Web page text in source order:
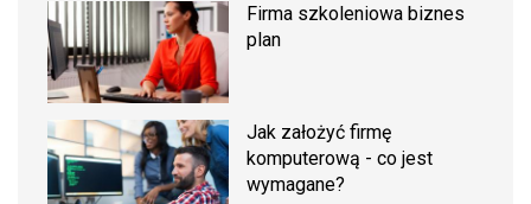
Firma szkoleniowa biznes
plan
Jak założyć firmę
komputerową - co jest
wymagane?